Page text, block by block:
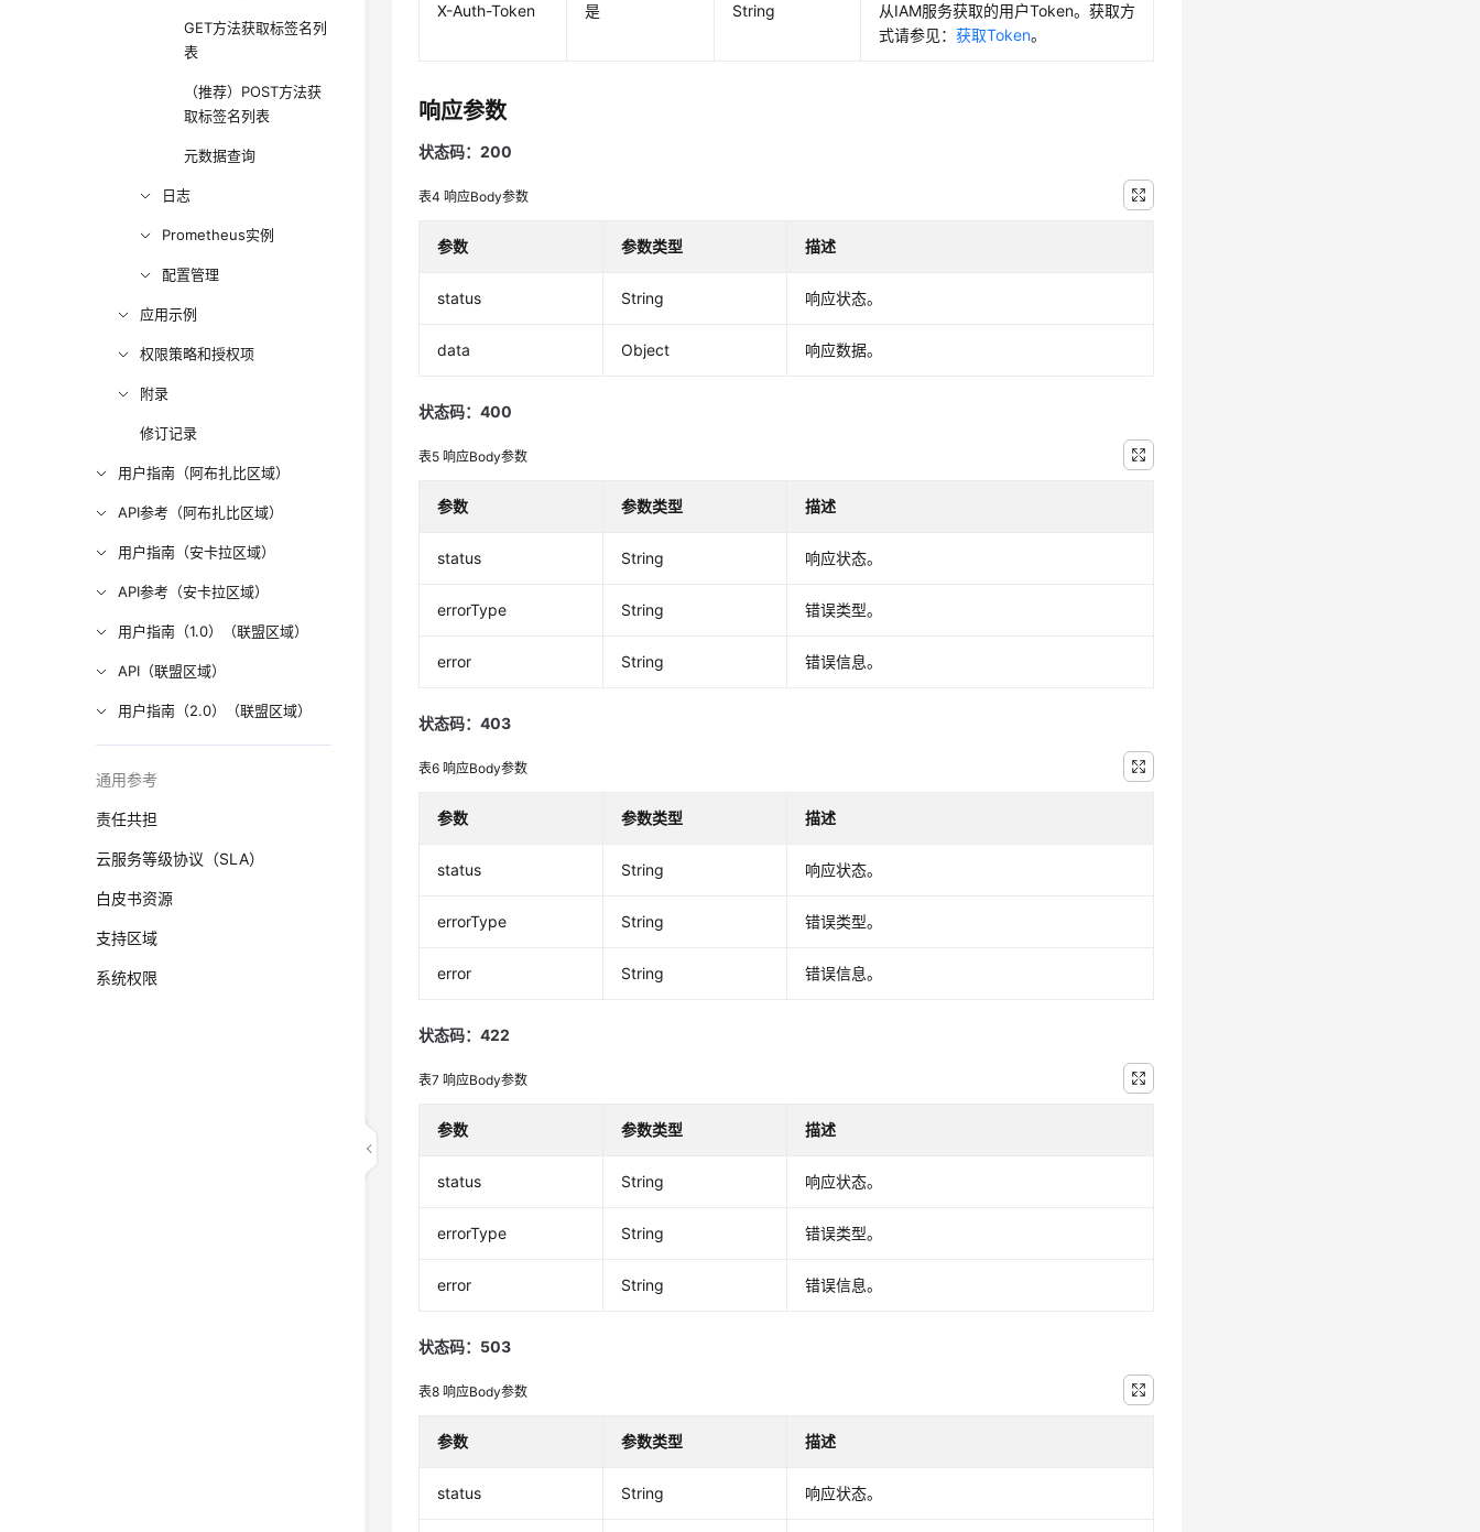
GET方法获取标签名列
表
（推荐）POST方法获
取标签名列表
元数据查询
日志
Prometheus实例
配置管理
应用示例
权限策略和授权项
附录
修订记录
用户指南（阿布扎比区域）
API参考（阿布扎比区域）
用户指南（安卡拉区域）
API参考（安卡拉区域）
用户指南（1.0）（联盟区域）
API（联盟区域）
用户指南（2.0）（联盟区域）
通用参考
责任共担
云服务等级协议（SLA）
白皮书资源
支持区域
系统权限
X-Auth-Token 是 String
从IAM服务获取的用户Token。获取方
式请参见：获取Token。
响应参数
状态码：200
表4响应Body参数
参数 参数类型 描述
status String 响应状态。
data Object 响应数据。
状态码：400
表5响应Body参数
参数 参数类型 描述
status String 响应状态。
errorType String 错误类型。
error String 错误信息。
状态码：403
表6响应Body参数
参数 参数类型 描述
status String 响应状态。
errorType String 错误类型。
error String 错误信息。
状态码：422
表7响应Body参数
参数 参数类型 描述
status String 响应状态。
errorType String 错误类型。
error String 错误信息。
状态码：503
表8响应Body参数
参数 参数类型 描述
status String 响应状态。